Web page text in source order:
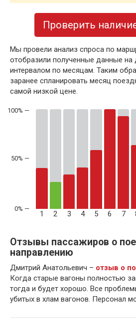
Проверить
Мы провели анализ спроса по
отобразили полученные данные на
интервалом по месяцам. Таким
заранее спланировать месяц
самой низкой цене.
50% —
1 2 3 4 5 6 7
Отзывы пассажиров о
направлению
Дмитрий Анатольевич – отзыв о
Когда старые вагоны полностью
тогда и будет хорошо. Все
убитых в хлам вагонов. Персонал